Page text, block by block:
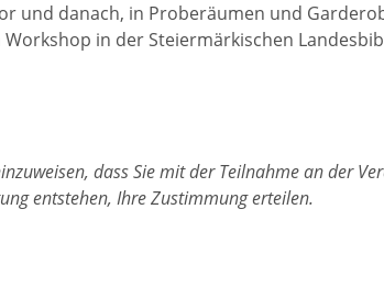
und danach, in Proberäumen und
Workshop in der Steiermärkischen
dass Sie mit der Teilnahme an der
entstehen, Ihre Zustimmung erteilen.